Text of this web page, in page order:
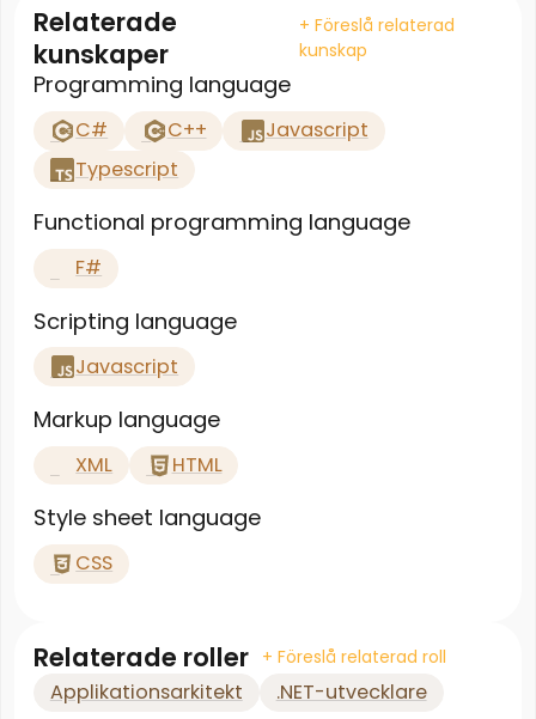
Relaterade
kunskaper
+ Föreslå relaterad
kunskap
Programming language
C# C++
Javascript
Typescript
Functional programming language
F#
Scripting language
Javascript
Markup language
XML HTML
Style sheet language
CSS
Relaterade roller + Föreslå relaterad roll
Applikationsarkitekt .NET-utvecklare